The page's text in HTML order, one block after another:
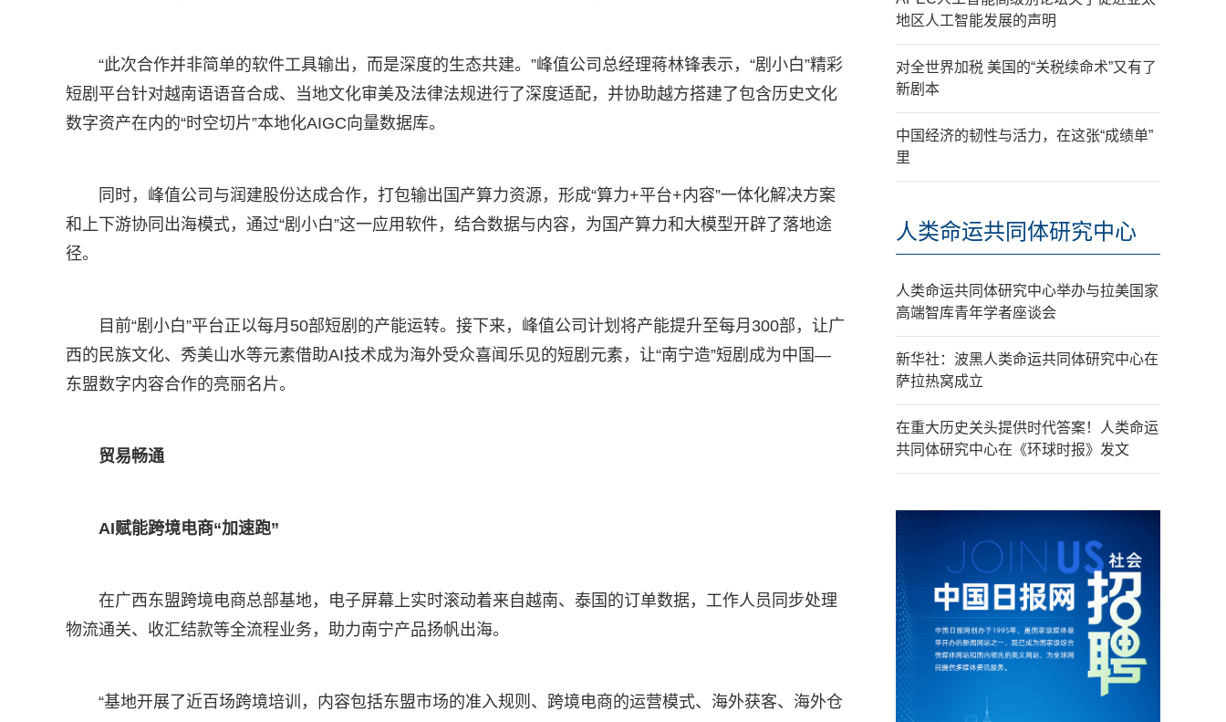
“此次合作并非简单的软件工具输出，而是深度的生态共建。”峰值公司总经理蒋林锋表示，“剧小白”精彩
短剧平台针对越南语语音合成、当地文化审美及法律法规进行了深度适配，并协助越方搭建了包含历史文化
数字资产在内的“时空切片”本地化AIGC向量数据库。
同时，峰值公司与润建股份达成合作，打包输出国产算力资源，形成“算力+平台+内容”一体化解决方案
和上下游协同出海模式，通过“剧小白”这一应用软件，结合数据与内容，为国产算力和大模型开辟了落地途
径。
目前“剧小白”平台正以每月50部短剧的产能运转。接下来，峰值公司计划将产能提升至每月300部，让广
西的民族文化、秀美山水等元素借助AI技术成为海外受众喜闻乐见的短剧元素，让“南宁造”短剧成为中国—
东盟数字内容合作的亮丽名片。
贸易畅通
AI赋能跨境电商“加速跑”
在广西东盟跨境电商总部基地，电子屏幕上实时滚动着来自越南、泰国的订单数据，工作人员同步处理
物流通关、收汇结款等全流程业务，助力南宁产品扬帆出海。
“基地开展了近百场跨境培训，内容包括东盟市场的准入规则、跨境电商的运营模式、海外获客、海外仓
地区人工智能发展的声明
对全世界加税 美国的“关税续命术”又有了
新剧本
中国经济的韧性与活力，在这张“成绩单”
里
人类命运共同体研究中心
人类命运共同体研究中心举办与拉美国家
高端智库青年学者座谈会
新华社：波黑人类命运共同体研究中心在
萨拉热窝成立
在重大历史关头提供时代答案！人类命运
共同体研究中心在《环球时报》发文